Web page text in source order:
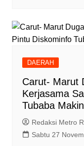
DAERAH
Carut- Marut
Kerjasama
Tubaba
Redaksi Metro
Sabtu 27